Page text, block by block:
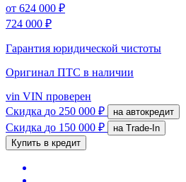
от 624 000 ₽
724 000 ₽
Гарантия юридической чистоты
Оригинал ПТС в наличии
vin VIN проверен
Скидка до 250 000 ₽ на автокредит
Скидка до 150 000 ₽
на Trade-In
Купить в кредит